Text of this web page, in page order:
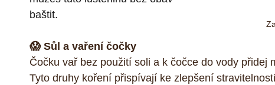
baštit.
😱 Sůl a vaření čočky
Čočku vař bez použití soli a k čočce do vody přidej
Tyto druhy koření přispívají ke zlepšení